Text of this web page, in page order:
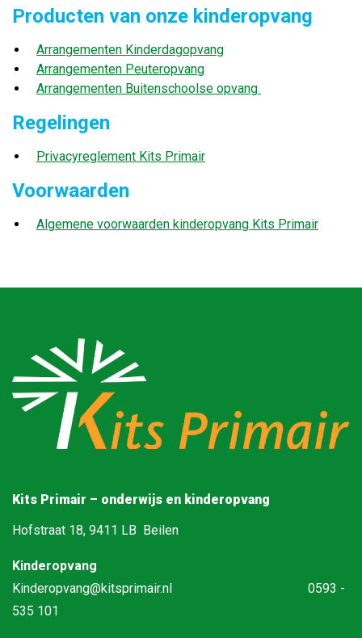
Producten van onze kinderopvang
Arrangementen Kinderdagopvang
Arrangementen Peuteropvang
Arrangementen Buitenschoolse opvang
Regelingen
Privacyreglement Kits Primair
Voorwaarden
Algemene voorwaarden kinderopvang Kits Primair
Kits Primair – onderwijs en kinderopvang
Hofstraat 18, 9411 LB Beilen
Kinderopvang
Kinderopvang@kitsprimair.nl
0593 -
535 101